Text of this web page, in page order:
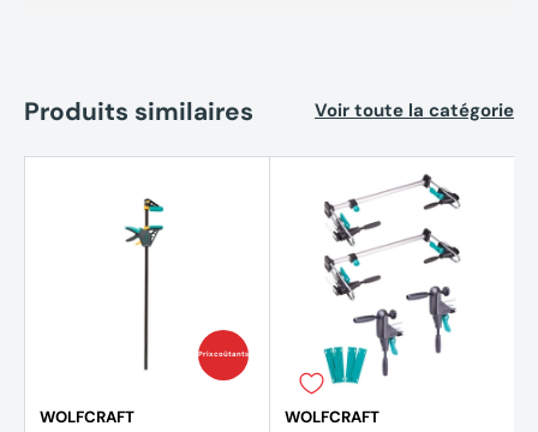
Produits similaires Voir toute la catégorie
Prix coûtants
WOLFCRAFT WOLFCRAFT